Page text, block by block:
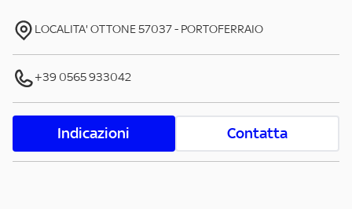
LOCALITA' OTTONE57037- PORTOFERRAIO
+39 0565 933042
Indicazioni Contatta